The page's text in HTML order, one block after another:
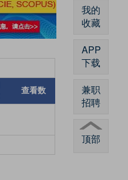
查看数
我的
收藏
APP
下载
兼职
招聘
顶部